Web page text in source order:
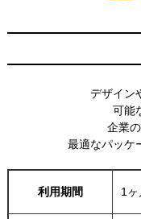
デザイン
可能
企業
最適なパッケ
利用期間 1